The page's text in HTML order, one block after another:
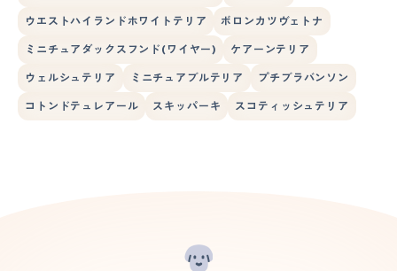
ウエストハイランドホワイトテリア ボロンカツヴェトナ
ミニチュアダックスフンド(ワイヤー) ケアーンテリア
ウェルシュテリア ミニチュアブルテリア プチブラバンソン
コトンドテュレアール スキッパーキ スコティッシュテリア